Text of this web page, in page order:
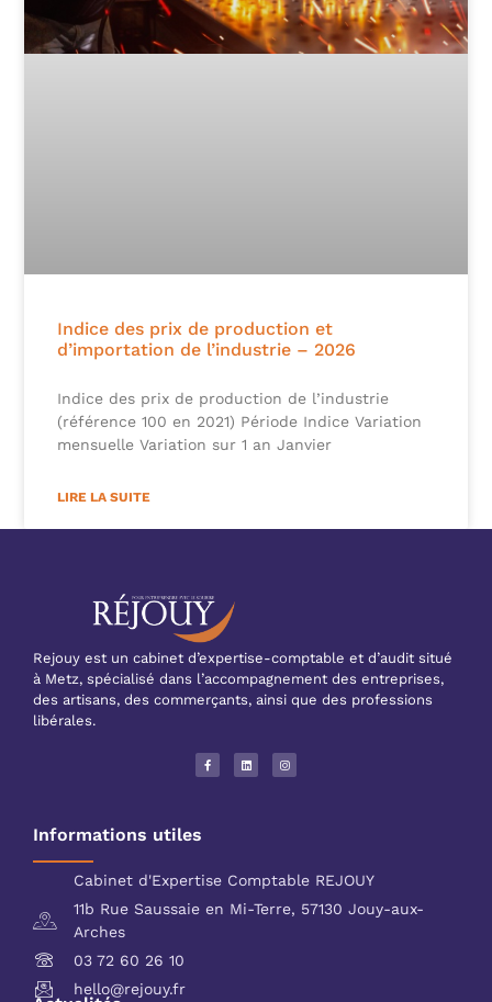
Indice des prix de production et
d’importation de l’industrie – 2026
Indice des prix de production de l’industrie
(référence 100 en 2021) Période Indice Variation
mensuelle Variation sur 1 an Janvier
LIRE LA SUITE
Rejouy est un cabinet d’expertise-comptable et d’audit situé
à Metz, spécialisé dans l’accompagnement des entreprises,
des artisans, des commerçants, ainsi que des professions
libérales.
Informations utiles
Cabinet d'Expertise Comptable REJOUY
11b Rue Saussaie en Mi-Terre, 57130 Jouy-aux-
Arches
03 72 60 26 10
hello@rejouy.fr